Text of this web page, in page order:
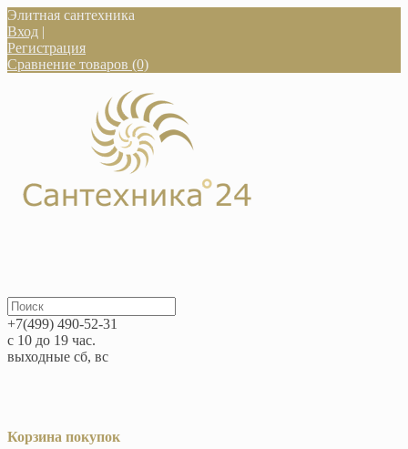
Элитная сантехника
Вход |
Регистрация
Сравнение товаров (0)
+7(499) 490-52-31
с 10 до 19 час.
выходные сб, вс
Корзина покупок